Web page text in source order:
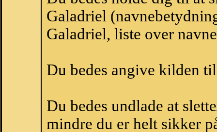
Galadriel
Galadriel, liste over
Du bedes angive kilden
Du bedes undlade at
mindre du er helt sikker